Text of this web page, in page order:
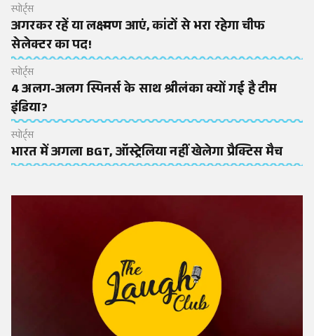
स्पोर्ट्स
अगरकर रहें या लक्ष्मण आएं, कांटों से भरा रहेगा चीफ
सेलेक्टर का पद!
स्पोर्ट्स
4 अलग-अलग स्पिनर्स के साथ श्रीलंका क्यों गई है टीम
इंडिया?
स्पोर्ट्स
भारत में अगला BGT, ऑस्ट्रेलिया नहीं खेलेगा प्रैक्टिस मैच